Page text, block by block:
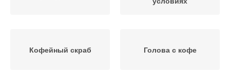
Кофейный скраб Голова с кофе